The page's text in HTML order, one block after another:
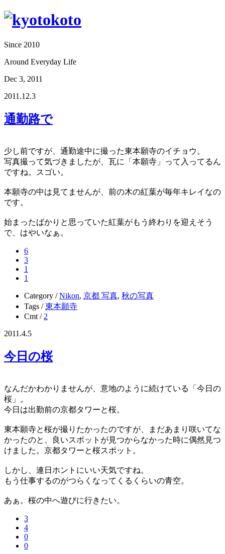
Since 2010
Around Everyday Life
Dec 3, 2011
2011.12.3
通勤路で
少し前ですが、通勤途中に撮った東本願寺のイチョウ。
写真撮って気づきましたが、瓦に「本願寺」って入ってるん
ですね。スゴい。
本願寺の中は見てませんが、前の木の紅葉が毎年キレイなの
です。
始まったばかりと思っていた紅葉がもう終わりを迎えそう
で、はやいなぁ。
6
3
1
1
Category /Nikon, 京都 写真, 秋の写真
Tags /東本願寺
Cmt / 2
2011.4.5
今日の桜
なんだかわかりませんが、意地のように続けている「今日の
桜」。
今日は出勤前の京都タワーと桜。
東本願寺と桜が撮りたかったのですが、まだあまり咲いてな
かったのと、良いスポットが見つからなかった時に偶然見つ
けました。京都タワーと桜スポット。
しかし、連日ホントにいい天気ですね。
もう仕事するのがつらくなってくるくらいの青空。
あぁ。桜の中へ遊びに行きたい。
3
4
0
0